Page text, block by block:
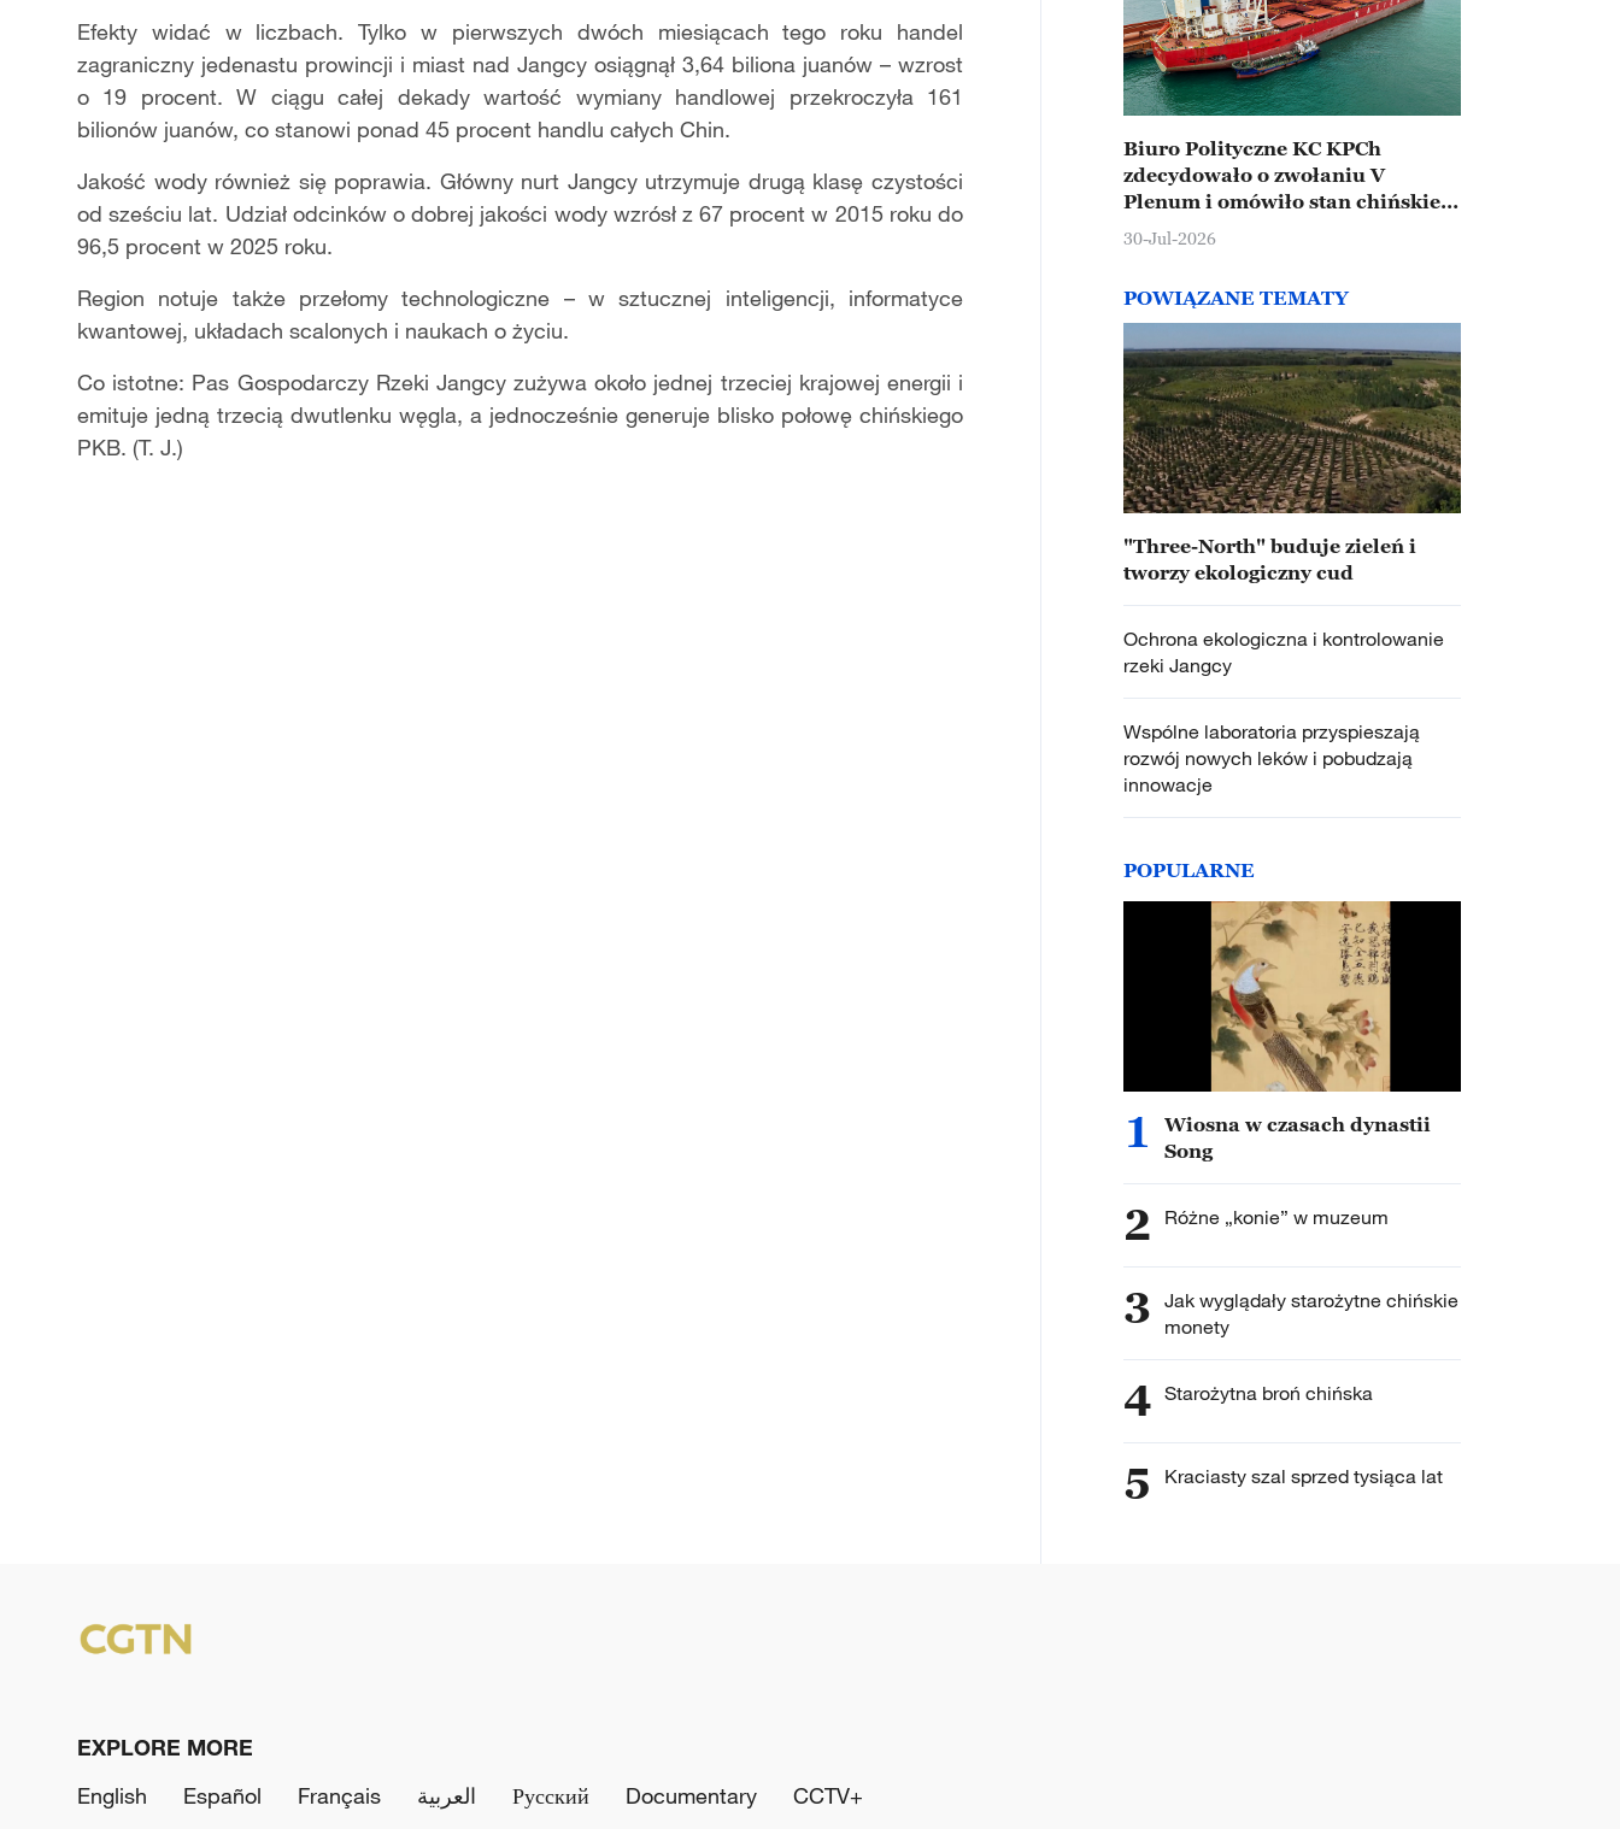
Efekty widać w liczbach. Tylko w pierwszych dwóch miesiącach tego roku handel
zagraniczny jedenastu prowincji i miast nad Jangcy osiągnął 3,64 biliona juanów – wzrost
o 19 procent. W ciągu całej dekady wartość wymiany handlowej przekroczyła 161
bilionów juanów, co stanowi ponad 45 procent handlu całych Chin.
Jakość wody również się poprawia. Główny nurt Jangcy utrzymuje drugą klasęczystości
od sześciu lat. Udział odcinków o dobrej jakości wody wzrósł z 67 procent w 2015 roku do
96,5 procent w 2025 roku.
Region notuje także przełomy technologiczne –w sztucznej inteligencji, informatyce
kwantowej, układach scalonych i naukach o życiu.
Co istotne: Pas Gospodarczy Rzeki Jangcy zużywa około jednej trzeciej krajowej energii i
emituje jedną trzecią dwutlenku węgla, a jednocześnie generuje blisko połowę chińskiego
PKB. (T. J.)
Biuro Polityczne KC KPCh
zdecydowało o zwołaniu V
Plenum i omówiło stan chińskiej
gospodarki
30-Jul-2026
POWIĄZANE TEMATY
"Three-North" buduje zieleń i
tworzy ekologiczny cud
Ochrona ekologiczna i kontrolowanie
rzeki Jangcy
Wspólne laboratoria przyspieszają
rozwój nowych leków i pobudzają
innowacje
POPULARNE
1
Wiosna w czasach dynastii
Song
2 Różne „konie” w muzeum
3 Jak wyglądały starożytne chińskie
monety
4 Starożytna broń chińska
5 Kraciasty szal sprzed tysiąca lat
EXPLORE MORE
English
Español Français العربية Русский Documentary CCTV+